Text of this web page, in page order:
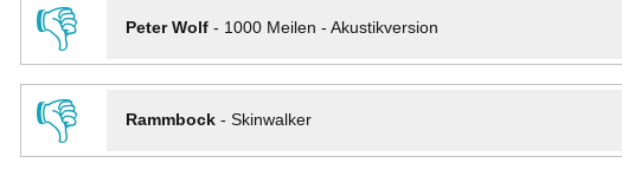
👎
Peter Wolf- 1000 Meilen - Akustikversion
👎
Rammbock- Skinwalker